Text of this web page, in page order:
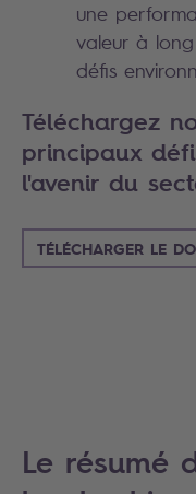
une
valeur à
défis
Téléchargez
principaux
l'avenir du
TÉLÉCHARGER LE
Le résumé